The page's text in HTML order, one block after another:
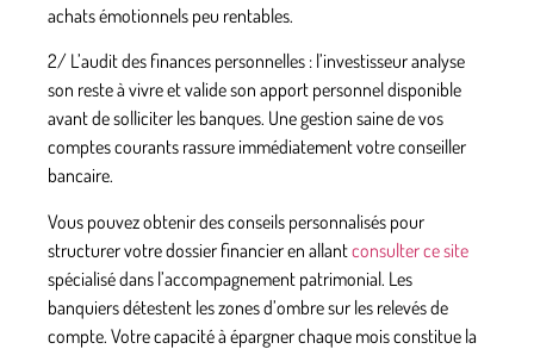
achats émotionnels peu rentables.
2/ L’audit des finances personnelles : l’investisseur analyse
son reste à vivre et valide son apport personnel disponible
avant de solliciter les banques. Une gestion saine de vos
comptes courants rassure immédiatement votre conseiller
bancaire.
Vous pouvez obtenir des conseils personnalisés pour
structurer votre dossier financier en allantconsulter ce site
spécialisé dans l’accompagnement patrimonial. Les
banquiers détestent les zones d’ombre sur les relevés de
compte. Votre capacité à épargner chaque mois constitue la